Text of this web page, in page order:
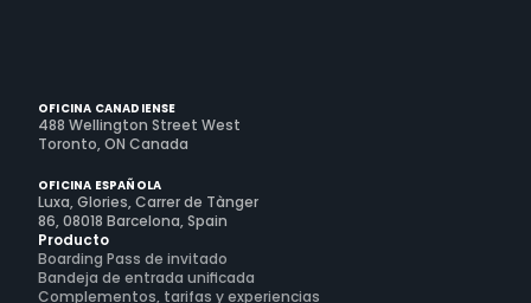
OFICINA CANADIENSE
488 Wellington Street West
Toronto, ON Canada
OFICINA ESPAÑOLA
Luxa, Glories, Carrer de Tànger
86, 08018 Barcelona, Spain
Producto
Boarding Pass de invitado
Bandeja de entrada unificada
Complementos, tarifas y experiencias